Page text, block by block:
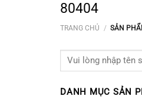
80404
TRANG CHỦ / SẢN
Tìm
DANH MỤC SẢN